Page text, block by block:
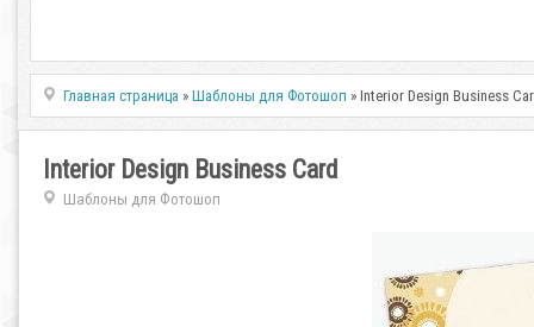
Главная страница »Шаблоны для Фотошоп » Interior Design Business
Interior Design Business Card
Шаблоны для Фотошоп